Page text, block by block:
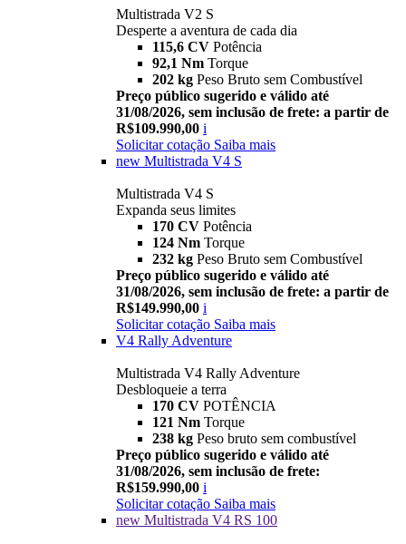
Multistrada V2 S
Desperte a aventura de cada dia
115,6 CV Potência
92,1 Nm Torque
202 kg Peso Bruto sem Combustível
Preço público sugerido e válido até
31/08/2026, sem inclusão de frete: a partir de
R$109.990,00 i
Solicitar cotação Saiba mais
new Multistrada V4 S
Multistrada V4 S
Expanda seus limites
170 CV Potência
124 Nm Torque
232 kg Peso Bruto sem Combustível
Preço público sugerido e válido até
31/08/2026, sem inclusão de frete: a partir de
R$149.990,00 i
Solicitar cotação Saiba mais
V4 Rally Adventure
Multistrada V4 Rally Adventure
Desbloqueie a terra
170 CV POTÊNCIA
121 Nm Torque
238 kg Peso bruto sem combustível
Preço público sugerido e válido até
31/08/2026, sem inclusão de frete:
R$159.990,00 i
Solicitar cotação Saiba mais
new Multistrada V4 RS 100